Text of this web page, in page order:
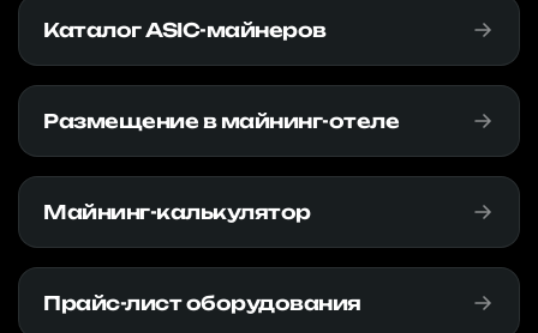
Каталог ASIC-майнеров
Размещение в майнинг-отеле
Майнинг-калькулятор
Прайс-лист оборудования